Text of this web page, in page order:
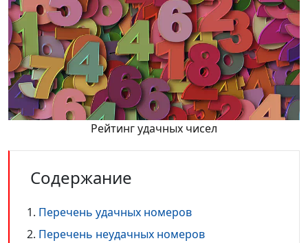
Рейтинг удачных чисел
Содержание
Перечень удачных номеров
Перечень неудачных номеров